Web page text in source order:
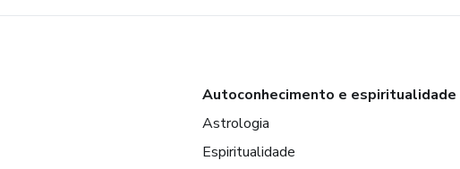
Autoconhecimento e espiritualidade
Astrologia
Espiritualidade